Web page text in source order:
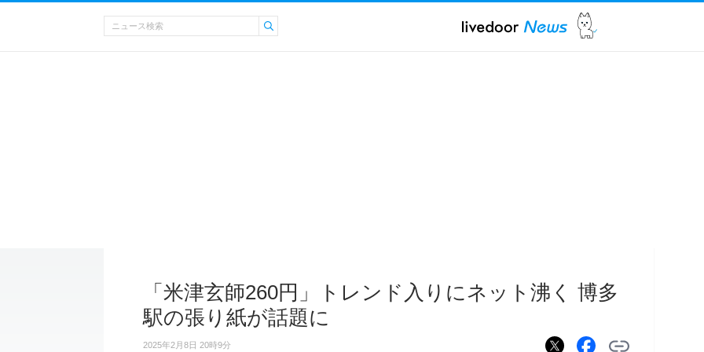
「米津玄師260円」トレンド入りにネット沸く 博多
駅の張り紙が話題に
2025年2月8日 20時9分